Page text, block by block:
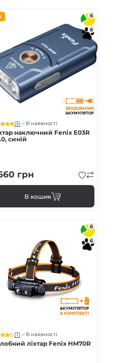
6
6
(3) В наявності
наключний Fenix E03R
синій
грн
В кошик
6
6
(7) В наявності
ліхтар Fenix HM70R